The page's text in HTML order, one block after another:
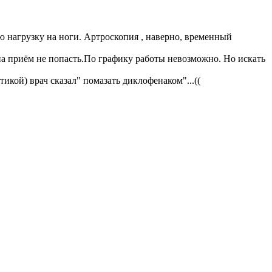
на ноги. Артроскопия , наверно, временный
не попасть.По графику работы невозможно. Но искать
врач сказал" помазать диклофенаком"...((